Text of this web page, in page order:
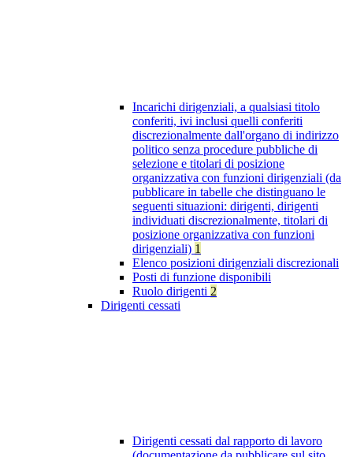
Incarichi dirigenziali, a qualsiasi titolo
conferiti, ivi inclusi quelli conferiti
discrezionalmente dall'organo di indirizzo
politico senza procedure pubbliche di
selezione e titolari di posizione
organizzativa con funzioni dirigenziali (da
pubblicare in tabelle che distinguano le
seguenti situazioni: dirigenti, dirigenti
individuati discrezionalmente, titolari di
posizione organizzativa con funzioni
dirigenziali) 1
Elenco posizioni dirigenziali discrezionali
Posti di funzione disponibili
Ruolo dirigenti 2
Dirigenti cessati
Dirigenti cessati dal rapporto di lavoro